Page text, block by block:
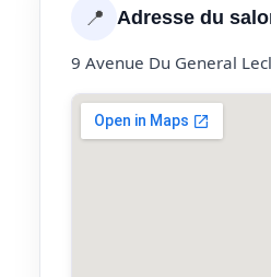
📍 Adresse du
9 Avenue Du General